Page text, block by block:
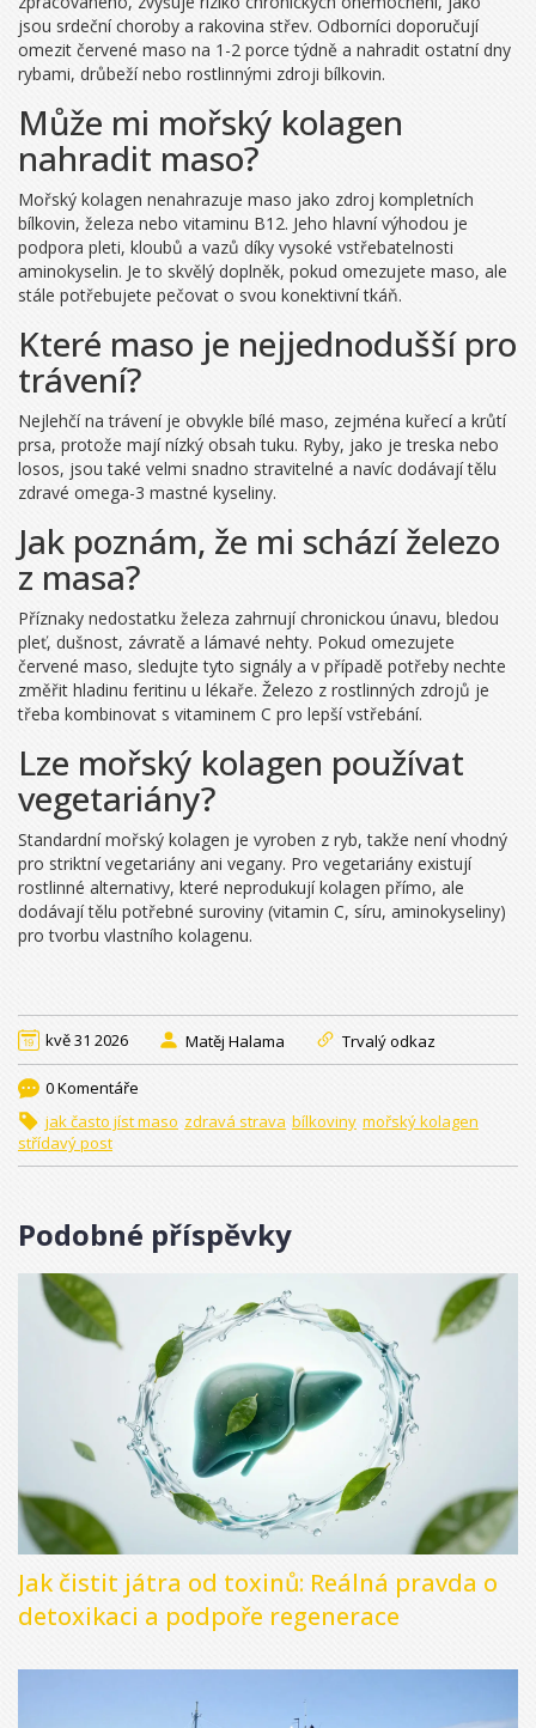
jsou srdeční choroby a rakovina střev. Odborníci doporučují
omezit červené maso na 1-2 porce týdně a nahradit ostatní dny
rybami, drůbeží nebo rostlinnými zdroji bílkovin.
Může mi mořský kolagen
nahradit maso?
Mořský kolagen nenahrazuje maso jako zdroj kompletních
bílkovin, železa nebo vitaminu B12. Jeho hlavní výhodou je
podpora pleti, kloubů a vazů díky vysoké vstřebatelnosti
aminokyselin. Je to skvělý doplněk, pokud omezujete maso, ale
stále potřebujete pečovat o svou konektivní tkáň.
Které maso je nejjednodušší pro
trávení?
Nejlehčí na trávení je obvykle bílé maso, zejména kuřecí a krůtí
prsa, protože mají nízký obsah tuku. Ryby, jako je treska nebo
losos, jsou také velmi snadno stravitelné a navíc dodávají tělu
zdravé omega-3 mastné kyseliny.
Jak poznám, že mi schází železo
z masa?
Příznaky nedostatku železa zahrnují chronickou únavu, bledou
pleť, dušnost, závratě a lámavé nehty. Pokud omezujete
červené maso, sledujte tyto signály a v případě potřeby nechte
změřit hladinu feritinu u lékaře. Železo z rostlinných zdrojů je
třeba kombinovat s vitaminem C pro lepší vstřebání.
Lze mořský kolagen používat
vegetariány?
Standardní mořský kolagen je vyroben z ryb, takže není vhodný
pro striktní vegetariány ani vegany. Pro vegetariány existují
rostlinné alternativy, které neprodukují kolagen přímo, ale
dodávají tělu potřebné suroviny (vitamin C, síru, aminokyseliny)
pro tvorbu vlastního kolagenu.
kvě 31 2026 Matěj Halama Trvalý odkaz
0 Komentáře
jak často jíst maso zdravá strava bílkoviny mořský kolagen
střídavý post
Podobné příspěvky
Jak čistit játra od toxinů: Reálná pravda o
detoxikaci a podpoře regenerace